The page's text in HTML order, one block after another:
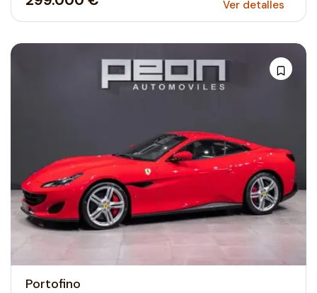
Ver detalles
Portofino